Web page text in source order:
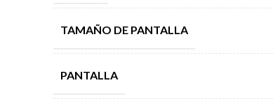
TAMAÑO DE PANTALLA
PANTALLA